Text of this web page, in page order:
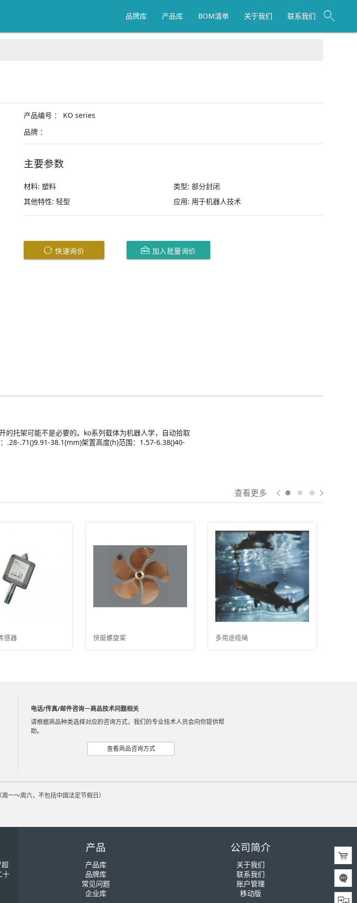
品牌库 产品库 BOM清单 关于我们 联系我们
产品编号 ：
KO series
品牌 ：
主要参数
材料: 塑料 类型: 部分封闭
其他特性: 轻型 应用: 用于机器人技术
快速询价 加入批量询价
托架可能不是必要的。ko系列载体为机器人学，自动拾取
.28-.71()9.91-38.1(mm)架置高度(h)范围：1.57-6.38()40-
查看更多
桨 多用途缆绳
球形阀
电话/传真/邮件咨询－商品技术问题相关
请根据商品种类选择对应的咨询方式，我们的专业技术人员会向你提供帮
助。
查看商品咨询方式
一～周六，不包括中国法定节假日）
十
产品
产品库
品牌库
常见问题
企业库
公司简介
关于我们
联系我们
账户管理
移动版